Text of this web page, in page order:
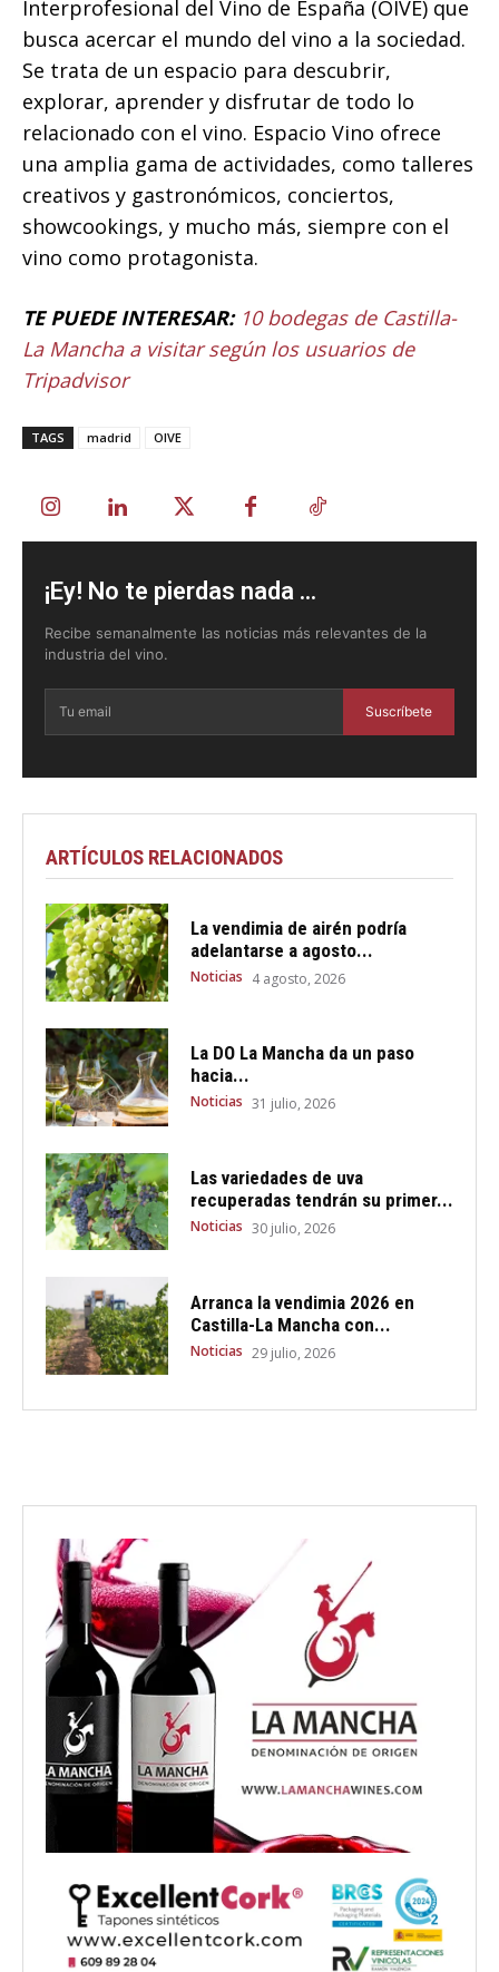
Interprofesional del Vino de España (OIVE) que
busca acercar el mundo del vino a la sociedad.
Se trata de un espacio para descubrir,
explorar, aprender y disfrutar de todo lo
relacionado con el vino. Espacio Vino ofrece
una amplia gama de actividades, como talleres
creativos y gastronómicos, conciertos,
showcookings, y mucho más, siempre con el
vino como protagonista.
TE PUEDE INTERESAR: 10 bodegas de Castilla-
La Mancha a visitar según los usuarios de
Tripadvisor
TAGS madrid OIVE
¡Ey! No te pierdas nada ...
Recibe semanalmente las noticias más relevantes de la
industria del vino.
Suscríbete
ARTÍCULOS RELACIONADOS
La vendimia de airén podría
adelantarse a agosto...
Noticias 4 agosto, 2026
La DO La Mancha da un paso
hacia...
Noticias 31 julio, 2026
Las variedades de uva
recuperadas tendrán su primer...
Noticias 30 julio, 2026
Arranca la vendimia 2026 en
Castilla-La Mancha con...
Noticias 29 julio, 2026